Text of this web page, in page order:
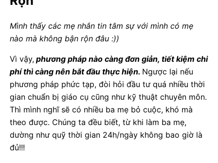
Mình thấy các mẹ nhắn tin tâm sự với mình có mẹ
nào mà không bận rộn đâu :))
Vì vậy, phương pháp nào càng đơn giản, tiết kiệm chi
phí thì càng nên bắt đầu thực hiện. Ngược lại nếu
phương pháp phức tạp, đòi hỏi đầu tư quá nhiều thời
gian chuẩn bị giáo cụ cũng như kỹ thuật chuyên môn.
Thì mình nghĩ sẽ có nhiều ba mẹ bỏ cuộc, khó mà
theo được. Chúng ta đều biết, từ khi làm ba mẹ,
dường như quỹ thời gian 24h/ngày không bao giờ là
đủ!!!